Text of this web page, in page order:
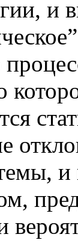
и
и